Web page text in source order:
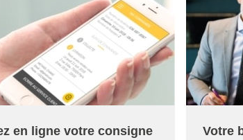
en ligne votre consigne
Votre